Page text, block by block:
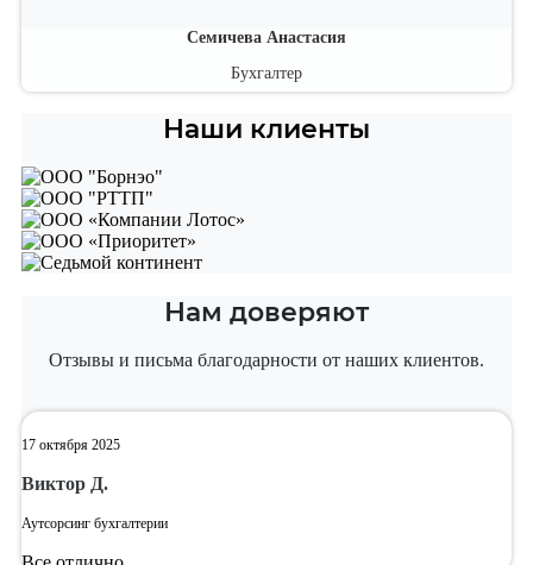
Семичева Анастасия
Бухгалтер
Наши клиенты
Нам доверяют
Отзывы и письма благодарности от наших клиентов.
17 октября 2025
Виктор Д.
Аутсорсинг бухгалтерии